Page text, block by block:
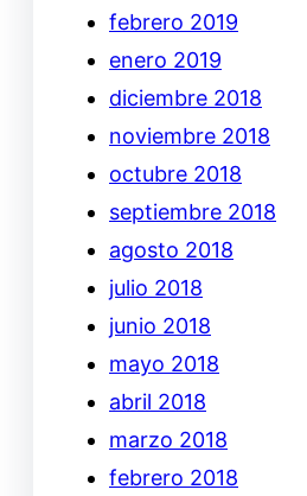
febrero 2019
enero 2019
diciembre 2018
noviembre 2018
octubre 2018
septiembre 2018
agosto 2018
julio 2018
junio 2018
mayo 2018
abril 2018
marzo 2018
febrero 2018